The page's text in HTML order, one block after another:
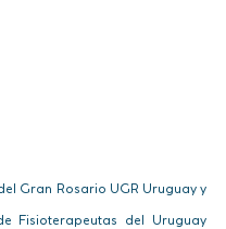
Gran Rosario UGR Uruguay y
Fisioterapeutas del Uruguay